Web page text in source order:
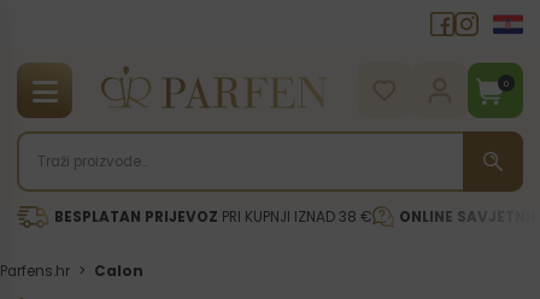
0
BESPLATAN PRIJEVOZ PRI KUPNJI IZNAD 38 € ONLINE
Parfens.hr > Calon